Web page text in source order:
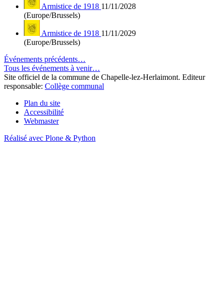
Armistice de 1918 11/11/2028
(Europe/Brussels)
Armistice de 1918 11/11/2029
(Europe/Brussels)
Événements précédents…
Tous les événements à venir…
Site officiel de la commune de Chapelle-lez-Herlaimont. Editeur
responsable: Collège communal
Plan du site
Accessibilité
Webmaster
Réalisé avec Plone & Python